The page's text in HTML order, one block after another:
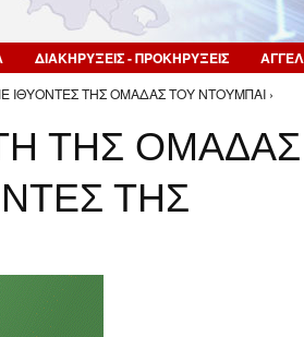
ΔΙΑΚΗΡΥΞΕΙΣ - ΠΡΟΚΗΡΥΞΕΙΣ
ΤΗΣ ΟΜΑΔΑΣ ΤΟΥ ΝΤΟΥΜΠΑΙ ›
ΤΗΣ ΟΜΑΔΑΣ
ΤΗΣ